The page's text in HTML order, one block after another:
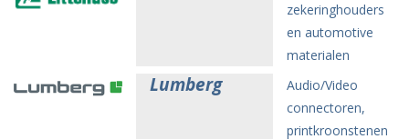
zekeringhouders
en automotive
materialen
Lumberg
Audio/Video
connectoren,
printkroonstenen